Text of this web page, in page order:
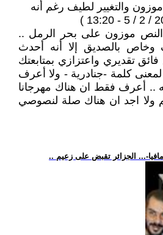
موزون على بحر الرمل ..
وخاص بالصديق إلا أنه أحدث
تقديري واعتزازي بمتابعتك
كلمة -جنادرية - ولا أعرف
.. أعرف فقط ان هناك مهرجانا
ولا اجد ان هناك صلة لنصوصي
... الجزائر تقبض على زعيم